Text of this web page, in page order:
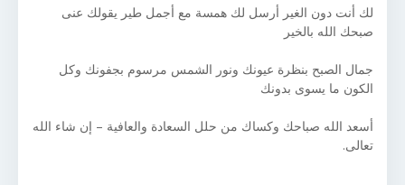
لك أنت دون الغير أرسل لك همسة مع أجمل طير يقولك عنى
صبحك الله بالخير
جمال الصبح بنظرة عيونك ونور الشمس مرسوم بجفونك وكل
الكون ما يسوى بدونك
أسعد الله صباحك وكساك من حلل السعادة والعافية – إن شاء الله
تعالى.